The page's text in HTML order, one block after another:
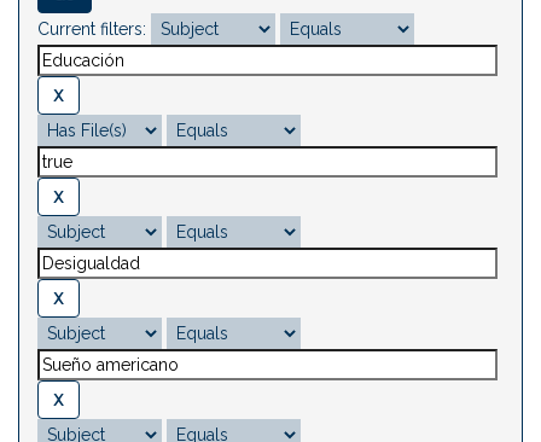
Current filters: